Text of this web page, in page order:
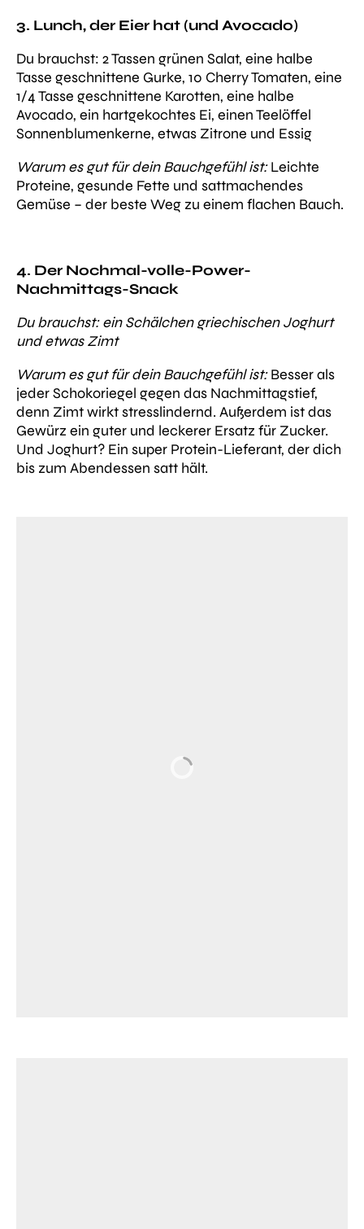
3. Lunch, der Eier hat (und Avocado)
Du brauchst: 2 Tassen grünen Salat, eine halbe
Tasse geschnittene Gurke, 10 Cherry Tomaten, eine
1/4 Tasse geschnittene Karotten, eine halbe
Avocado, ein hartgekochtes Ei, einen Teelöffel
Sonnenblumenkerne, etwas Zitrone und Essig
Warum es gut für dein Bauchgefühl ist:Leichte
Proteine, gesunde Fette und sattmachendes
Gemüse – der beste Weg zu einem flachen Bauch.
4. Der Nochmal-volle-Power-
Nachmittags-Snack
Du brauchst: ein Schälchen griechischen Joghurt
und etwas Zimt
Warum es gut für dein Bauchgefühl ist:Besser als
jeder Schokoriegel gegen das Nachmittagstief,
denn Zimt wirkt stresslindernd. Außerdem ist das
Gewürz ein guter und leckerer Ersatz für Zucker.
Und Joghurt? Ein super Protein-Lieferant, der dich
bis zum Abendessen satt hält.